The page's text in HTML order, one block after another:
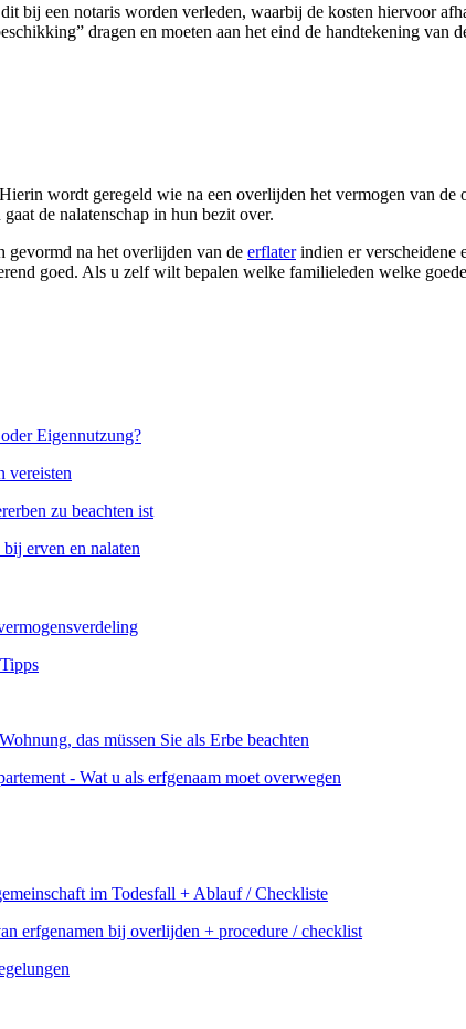
bij een notaris worden verleden, waarbij de kosten hiervoor
dragen en moeten aan het eind de handtekening
wordt geregeld wie na een overlijden het vermogen van
de nalatenschap in hun bezit over.
gevormd na het overlijden van de erflaterindien er verscheidene
goed. Als u zelf wilt bepalen welke familieleden welke
vereisten
erven en nalaten
- Wat u als erfgenaam moet overwegen
erfgenamen bij overlijden + procedure / checklist